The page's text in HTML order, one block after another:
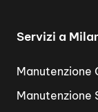
Servizi a
Manutenzione
Manutenzione